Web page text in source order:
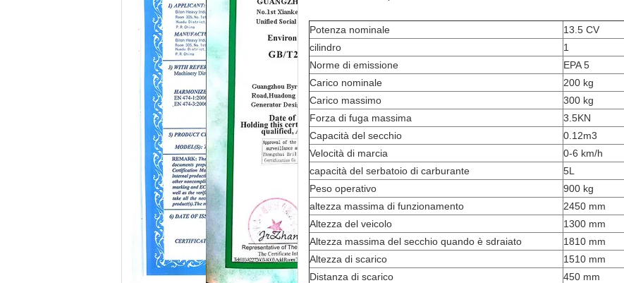
Potenza nominale
13.5 CV
cilindro
1
Norme di emissione
EPA 5
Carico nominale
200 kg
Carico massimo
300 kg
Forza di fuga massima
3.5KN
Capacità del secchio
0.12m3
Velocità di marcia
0-6 km/h
capacità del serbatoio di carburante
5L
Peso operativo
900 kg
altezza massima di funzionamento
2450 mm
Altezza del veicolo
1300 mm
Altezza massima del secchio quando è sdraiato
1810 mm
Altezza di scarico
1510 mm
Distanza di scarico
450 mm